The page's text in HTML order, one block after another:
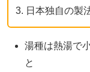
3. 日本独自の製
湯種は熱湯で
と